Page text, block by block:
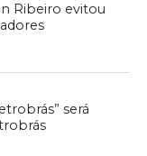
Ribeiro evitou
será